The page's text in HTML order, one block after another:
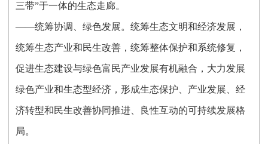
三带”于一体的生态走廊。
——统筹协调、绿色发展。统筹生态文明和经济发展，
统筹生态产业和民生改善，统筹整体保护和系统修复，
促进生态建设与绿色富民产业发展有机融合，大力发展
绿色产业和生态型经济，形成生态保护、产业发展、经
济转型和民生改善协同推进、良性互动的可持续发展格
局。